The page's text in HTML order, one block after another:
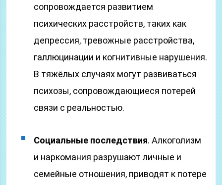
сопровождается развитием
психических расстройств, таких как
депрессия, тревожные расстройства,
галлюцинации и когнитивные нарушения.
В тяжёлых случаях могут развиваться
психозы, сопровождающиеся потерей
связи с реальностью.
Социальные последствия. Алкоголизм
и наркомания разрушают личные и
семейные отношения, приводят к потере